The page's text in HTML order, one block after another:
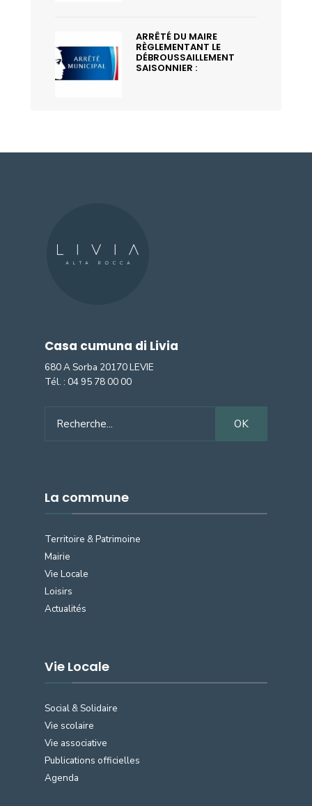
ARRÊTÉ DU MAIRE
RÈGLEMENTANT LE
DÉBROUSSAILLEMENT
SAISONNIER :
Casa cumuna di Livia
680 A Sorba 20170 LEVIE
Tél. : 04 95 78 00 00
for:
OK
La commune
Territoire & Patrimoine
Mairie
Vie Locale
Loisirs
Actualités
Vie Locale
Social & Solidaire
Vie scolaire
Vie associative
Publications officielles
Agenda